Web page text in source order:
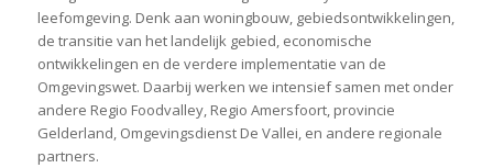
leefomgeving. Denk aan woningbouw, gebiedsontwikkelingen,
de transitie van het landelijk gebied, economische
ontwikkelingen en de verdere implementatie van de
Omgevingswet. Daarbij werken we intensief samen met onder
andere Regio Foodvalley, Regio Amersfoort, provincie
Gelderland, Omgevingsdienst De Vallei, en andere regionale
partners.